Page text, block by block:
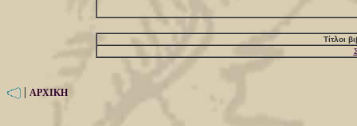
Τίτλοι
| ΑΡΧΙΚΗ